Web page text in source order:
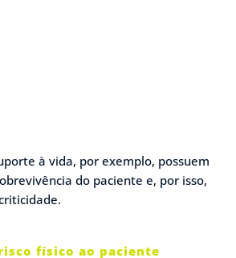
à vida, por exemplo, possuem
do paciente e, por isso,
físico ao paciente